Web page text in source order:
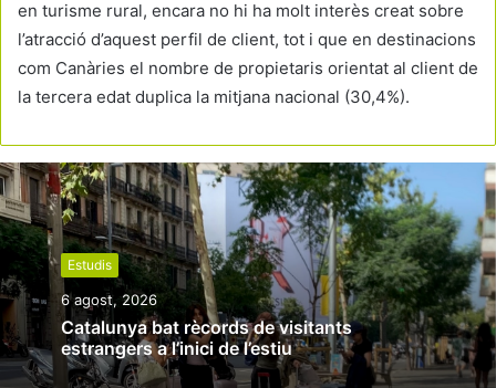
en turisme rural, encara no hi ha molt interès creat sobre
l’atracció d’aquest perfil de client, tot i que en destinacions
com Canàries el nombre de propietaris orientat al client de
la tercera edat duplica la mitjana nacional (30,4%).
Estudis
6 agost, 2026
Catalunya bat rècords de visitants
estrangers a l’inici de l’estiu